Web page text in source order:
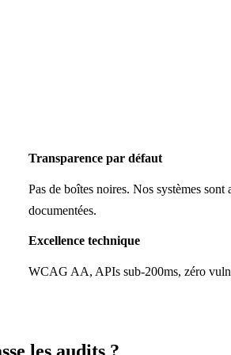
Transparence par défaut
Pas de boîtes noires. Nos systèmes sont
documentées.
Excellence technique
WCAG AA, APIs sub-200ms, zéro
les audits ?